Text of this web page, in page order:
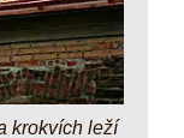
krokvích leží